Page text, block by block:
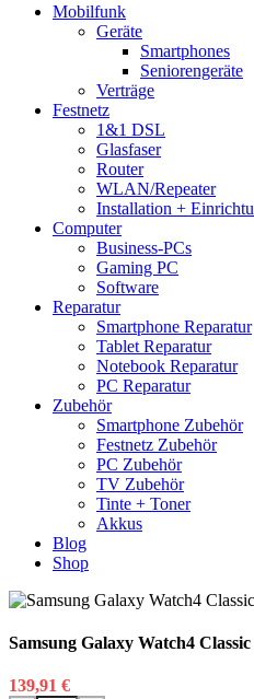
Mobilfunk
Geräte
Smartphones
Seniorengeräte
Verträge
Festnetz
1&1 DSL
Glasfaser
Router
WLAN/Repeater
Installation +
Computer
Business-PCs
Gaming PC
Software
Reparatur
Smartphone Reparatur
Tablet Reparatur
Notebook Reparatur
PC Reparatur
Zubehör
Smartphone Zubehör
Festnetz Zubehör
PC Zubehör
TV Zubehör
Tinte + Toner
Akkus
Blog
Shop
Samsung Galaxy Watch4
139,91 €